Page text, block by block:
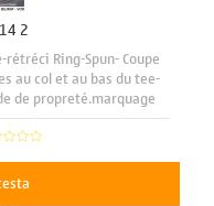
2
Ring-Spun- Coupe
au col et au bas du tee-
de propreté.marquage
x 42 cm